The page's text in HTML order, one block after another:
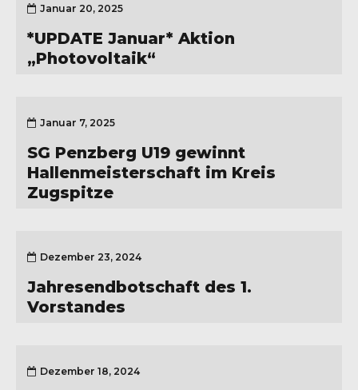
Januar 20, 2025
*UPDATE Januar* Aktion
„Photovoltaik“
Januar 7, 2025
SG Penzberg U19 gewinnt
Hallenmeisterschaft im Kreis
Zugspitze
Dezember 23, 2024
Jahresendbotschaft des 1.
Vorstandes
Dezember 18, 2024